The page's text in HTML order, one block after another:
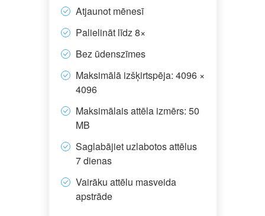
Atjaunot mēnesī
Palielināt līdz 8×
Bez ūdenszīmes
Maksimālā izšķirtspēja: 4096 ×
4096
Maksimālais attēla izmērs: 50
MB
Saglabājiet uzlabotos attēlus
7 dienas
Vairāku attēlu masveida
apstrāde